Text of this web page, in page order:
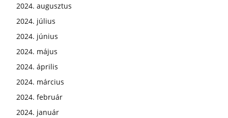
2024. augusztus
2024. július
2024. június
2024. május
2024. április
2024. március
2024. február
2024. január